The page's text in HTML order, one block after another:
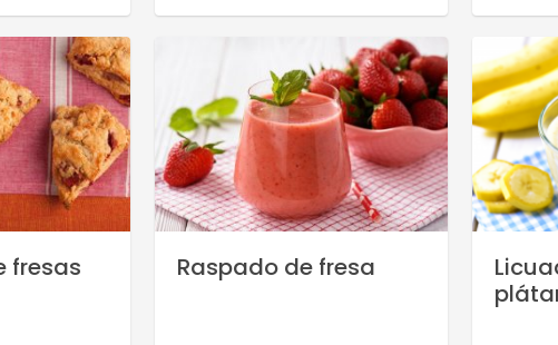
fresas Raspado de fresa